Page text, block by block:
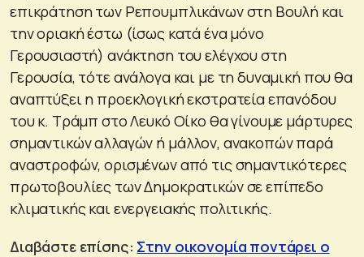
επικράτηση των Ρεπουμπλικάνων στη Βουλή και
την οριακή έστω (ίσως κατά ένα μόνο
Γερουσιαστή) ανάκτηση του ελέγχου στη
Γερουσία, τότε ανάλογα και με τη δυναμική που θα
αναπτύξει η προεκλογική εκστρατεία επανόδου
του κ. Τράμπ στο Λευκό Οίκο θα γίνουμε μάρτυρες
σημαντικών αλλαγών ή μάλλον, ανακοπών παρά
αναστροφών, ορισμένων από τις σημαντικότερες
πρωτοβουλίες των Δημοκρατικών σε επίπεδο
κλιματικής και ενεργειακής πολιτικής.
Διαβάστε επίσης: Στην οικονομία ποντάρει ο